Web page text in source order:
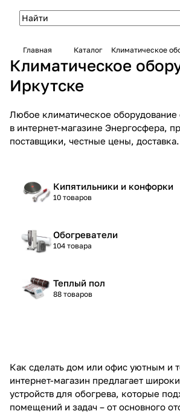
Главная Каталог Климатическое
Климатическое
Иркутске
Любое климатическое оборудование
в интернет-магазине Энергосфера,
поставщики, честные цены, доставка.
Кипятильники и конфорки
10 товаров
Обогреватели
104 товара
Теплый пол
88 товаров
Как сделать дом или офис уютным и
интернет-магазин предлагает
устройств для обогрева, которые
помещений и задач – от основного